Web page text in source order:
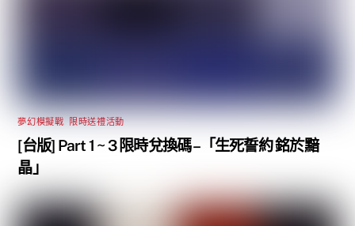
夢幻模擬戰 限時送禮活動
[台版] Part 1 ~ 3 限時兌換碼 –「生死誓約 銘於黯
晶」